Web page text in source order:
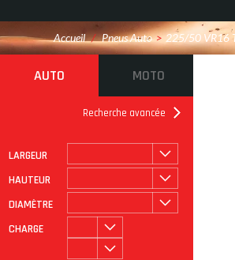
Accueil / Pneus Auto > 225/50 VR16
AUTO MOTO
Recherche avancée
LARGEUR
HAUTEUR
DIAMÈTRE
CHARGE